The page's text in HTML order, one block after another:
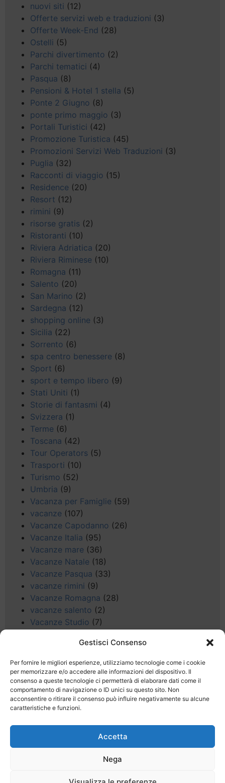
Gestisci Consenso
Per fornire le migliori esperienze, utilizziamo tecnologie come i cookie
per memorizzare e/o accedere alle informazioni del dispositivo. Il
consenso a queste tecnologie ci permetterà di elaborare dati come il
comportamento di navigazione o ID unici su questo sito. Non
acconsentire o ritirare il consenso può influire negativamente su alcune
caratteristiche e funzioni.
Accetta
Nega
nuovi siti (12)
Offerte servizi web e traduzioni (3)
Offerte Week-End (28)
Ostelli (5)
Parchi divertimento (2)
Parchi tematici (4)
Pasqua (8)
Pensioni & Hotel 1 stella (5)
Ponte 2 Giugno (8)
ponte primo maggio (3)
Portali Turistici (42)
Promozione Turistica (45)
Promozioni Servizi Web Traduzioni (3)
Puglia (32)
Racconti di viaggio (15)
Residence (20)
Resort (12)
rimini (9)
risorse gratis (2)
Ristoranti (10)
Riviera Adriatica (20)
Riviera Riminese (10)
Romagna (11)
Salento (20)
San Marino (2)
Sardegna (12)
shopping online (3)
Sicilia (22)
Sorrento (6)
spa centro benessere (8)
Sport (6)
sport e tempo libero (9)
Stati Uniti (1)
Storie di fantasmi (4)
Svizzera (1)
Terme (6)
Toscana (42)
Tour Operators (5)
Trasporti (10)
Turismo (52)
Umbria (9)
Vacanza per Famiglie (59)
vacanze (107)
Vacanze Capodanno (26)
Vacanze Italia (95)
Vacanze mare (36)
Vacanze Natale (18)
Vacanze Pasqua (33)
vacanze rimini (9)
Vacanze Romagna (28)
vacanze salento (2)
Vacanze Studio (7)
(5)
Veneto (25)
Voli low cost(4)
Web(9)
week end(45)
Wellness(11)
Regolamento